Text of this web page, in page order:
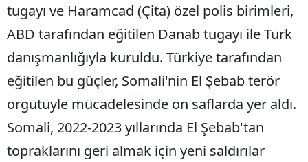
tugayı ve Haramcad (Çita) özel polis birimleri,
ABD tarafından eğitilen Danab tugayı ile Türk
danışmanlığıyla kuruldu. Türkiye tarafından
eğitilen bu güçler, Somali'nin El Şebab terör
örgütüyle mücadelesinde ön saflarda yer aldı.
Somali, 2022-2023 yıllarında El Şebab'tan
topraklarını geri almak için yeni saldırılar